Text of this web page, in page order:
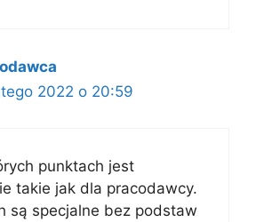
2022 o 20:59
punktach jest
takie jak dla pracodawcy.
są specjalne bez podstaw